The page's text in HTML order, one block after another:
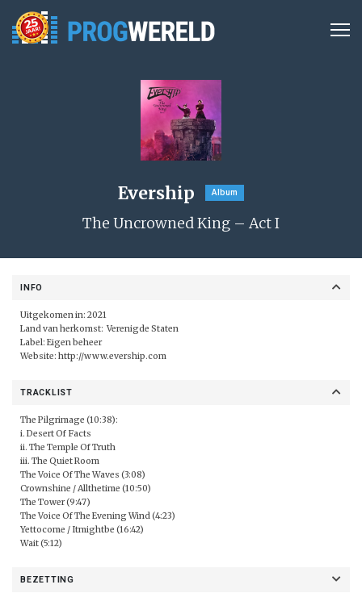
Evership Album
The Uncrowned King – Act I
INFO
Uitgekomen in: 2021
Land van herkomst: Verenigde Staten
Label: Eigen beheer
Website: http://www.evership.com
TRACKLIST
The Pilgrimage (10:38):
i. Desert Of Facts
ii. The Temple Of Truth
iii. The Quiet Room
The Voice Of The Waves (3:08)
Crownshine / Allthetime (10:50)
The Tower (9:47)
The Voice Of The Evening Wind (4:23)
Yettocome / Itmightbe (16:42)
Wait (5:12)
BEZETTING